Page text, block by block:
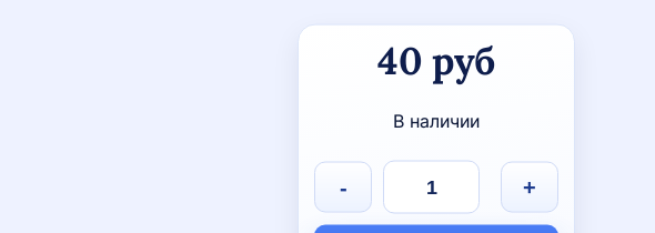
40 руб
В наличии
Количество
классический"
- +